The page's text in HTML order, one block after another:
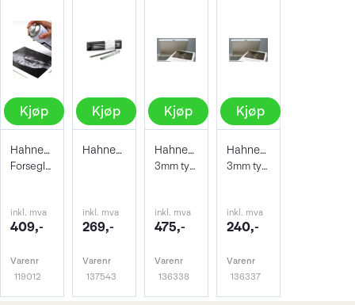
Kjøp
Hahnemühle Protective Spray 400ml
Forseglende og beskyttene lakk
inkl. mva
409,-
Varenr
119012
Kjøp
Hahnemühle Signing Pen Duo
inkl. mva
269,-
Varenr
137543
Kjøp
Hahnemühle Archive & Portfoliobox A2
3mm tykkelse 605x435x35 mm
inkl. mva
475,-
Varenr
136338
Kjøp
Hahnemühle Archive & Portfoliobox A3+
3mm tykkelse 32,9 x 48,3 cm
inkl. mva
240,-
Varenr
136337